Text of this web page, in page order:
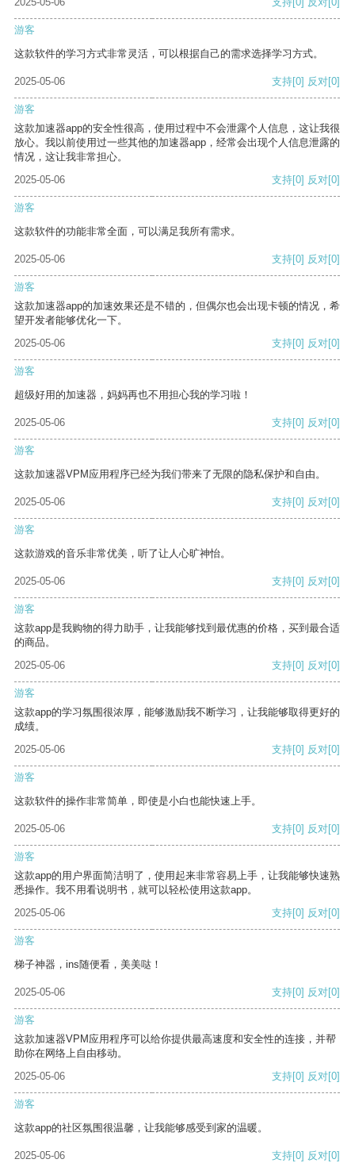
游客
这款软件的学习方式非常灵活，可以根据自己的需求选择学习方式。
2025-05-06 支持[0] 反对[0]
游客
这款加速器app的安全性很高，使用过程中不会泄露个人信息，这让我很
放心。我以前使用过一些其他的加速器app，经常会出现个人信息泄露的
情况，这让我非常担心。
2025-05-06
支持[0] 反对[0]
游客
这款软件的功能非常全面，可以满足我所有需求。
2025-05-06 支持[0] 反对[0]
游客
这款加速器app的加速效果还是不错的，但偶尔也会出现卡顿的情况，希
望开发者能够优化一下。
2025-05-06
支持[0] 反对[0]
游客
超级好用的加速器，妈妈再也不用担心我的学习啦！
2025-05-06 支持[0] 反对[0]
游客
这款加速器VPM应用程序已经为我们带来了无限的隐私保护和自由。
2025-05-06 支持[0] 反对[0]
游客
这款游戏的音乐非常优美，听了让人心旷神怡。
2025-05-06 支持[0] 反对[0]
游客
这款app是我购物的得力助手，让我能够找到最优惠的价格，买到最合适
的商品。
2025-05-06
支持[0] 反对[0]
游客
这款app的学习氛围很浓厚，能够激励我不断学习，让我能够取得更好的
成绩。
2025-05-06
支持[0] 反对[0]
游客
这款软件的操作非常简单，即使是小白也能快速上手。
2025-05-06 支持[0] 反对[0]
游客
这款app的用户界面简洁明了，使用起来非常容易上手，让我能够快速熟
悉操作。我不用看说明书，就可以轻松使用这款app。
2025-05-06
支持[0] 反对[0]
游客
梯子神器，ins随便看，美美哒！
2025-05-06 支持[0] 反对[0]
游客
这款加速器VPM应用程序可以给你提供最高速度和安全性的连接，并帮
助你在网络上自由移动。
2025-05-06
支持[0] 反对[0]
游客
这款app的社区氛围很温馨，让我能够感受到家的温暖。
2025-05-06 支持[0] 反对[0]